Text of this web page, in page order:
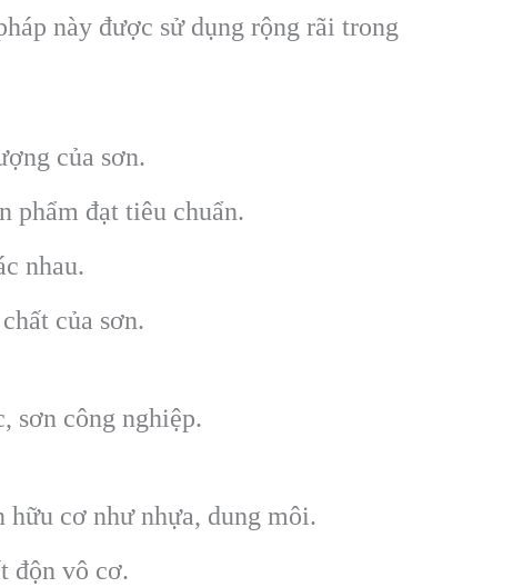
này được sử dụng rộng rãi trong
của sơn.
phẩm đạt tiêu chuẩn.
nhau.
của sơn.
sơn công nghiệp.
hữu cơ như nhựa, dung môi.
độn vô cơ.